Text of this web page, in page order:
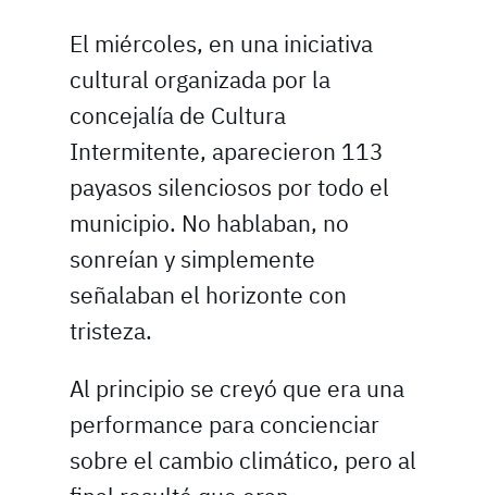
El miércoles, en una iniciativa
cultural organizada por la
concejalía de Cultura
Intermitente, aparecieron 113
payasos silenciosos por todo el
municipio. No hablaban, no
sonreían y simplemente
señalaban el horizonte con
tristeza.
Al principio se creyó que era una
performance para concienciar
sobre el cambio climático, pero al